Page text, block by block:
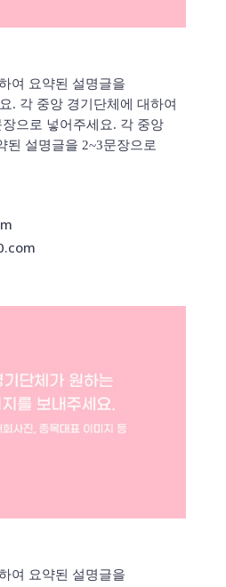
여 요약된 설명글을
. 각 중앙 경기단체에 대하여
으로 넣어주세요. 각 중앙
된 설명글을 2~3문장으로
여 요약된 설명글을